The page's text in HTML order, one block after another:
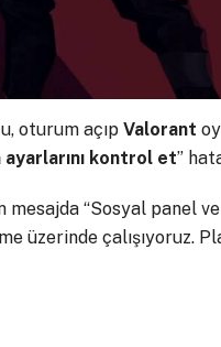
oturum açıp Valorant
ayarlarını kontrol et”
mesajda “Sosyal panel
üzerinde